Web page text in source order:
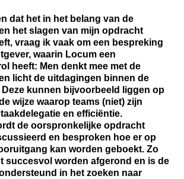
dat het in het belang van de
het slagen van mijn opdracht
vraag ik vaak om een bespreking
waarin Locum een
heeft: Men denkt mee met de
licht de uitdagingen binnen de
kunnen bijvoorbeeld liggen op
wijze waarop teams (niet) zijn
en efficiëntie.
de oorspronkelijke opdracht
en besproken hoe er op
kan worden geboekt. Zo
succesvol worden afgerond en is de
in het zoeken naar